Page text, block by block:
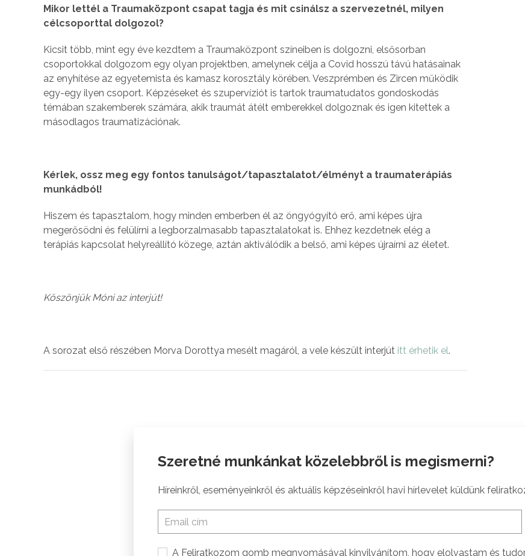
Mikor lettél a Traumaközpont csapat tagja és mit csinálsz a szervezetnél, milyen
célcsoporttal dolgozol?
Kicsit több, mint egy éve kezdtem a Traumaközpont színeiben is dolgozni, elsősorban
csoportokkal dolgozom egy olyan projektben, amelynek célja a Covid hosszú távú hatásainak
az enyhítése az egyetemista és kamasz korosztály körében. Veszprémben és Zircen működik
egy-egy ilyen csoport. Képzéseket és szupervíziót is tartok traumatudatos gondoskodás
témában szakemberek számára, akik traumát átélt emberekkel dolgoznak és igen kitettek a
másodlagos traumatizációnak.
Kérlek, ossz meg egy fontos tanulságot/tapasztalatot/élményt a traumaterápiás
munkádból!
Hiszem és tapasztalom, hogy minden emberben él az öngyógyító erő, ami képes újra
megerősödni és felülírni a legborzalmasabb tapasztalatokat is. Ehhez kezdetnek elég a
terápiás kapcsolat helyreállító közege, aztán aktiválódik a belső, ami képes újraírni az életet.
Köszönjük Móni az interjút!
A sorozat első részében Morva Dorottya mesélt magáról, a vele készült interjút itt érhetik el.
Szeretné munkánkat közelebbről is megismerni?
Híreinkről, eseményeinkről és aktuális képzéseinkről havi hírlevelet küldünk
A Feliratkozom gomb megnyomásával kinyilvánítom, hogy elolvastam és